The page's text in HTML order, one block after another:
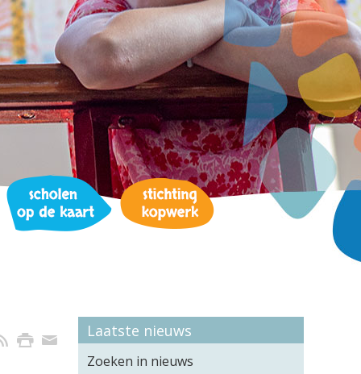
Laatste nieuws
Zoeken in nieuws